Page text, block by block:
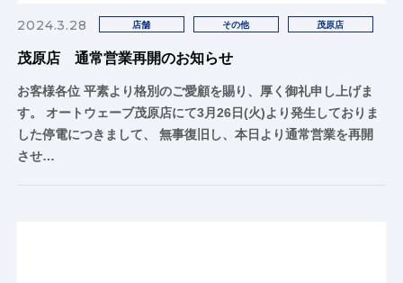
2024.3.28 店舗 その他 茂原店
茂原店 通常営業再開のお知らせ
お客様各位 平素より格別のご愛顧を賜り、厚く御礼申し上げま
す。 オートウェーブ茂原店にて3月26日(火)より発生しておりま
した停電につきまして、 無事復旧し、本日より通常営業を再開
させ…